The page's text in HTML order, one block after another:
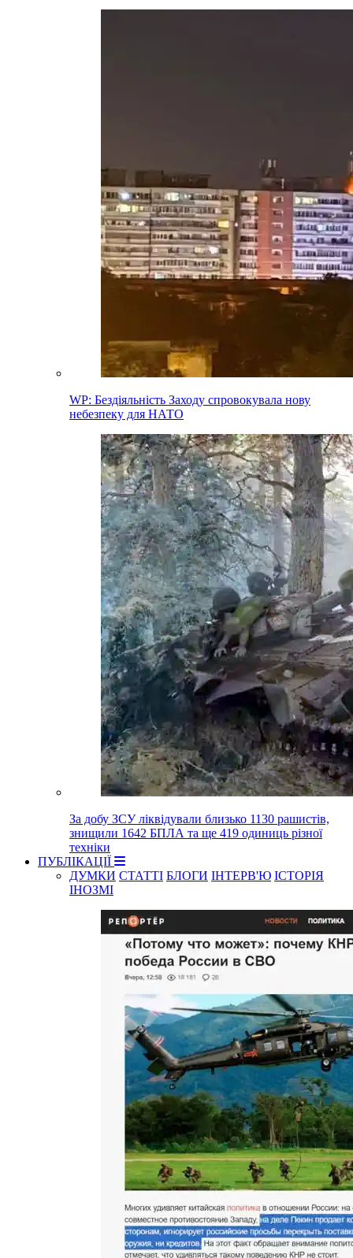
WP: Бездіяльність Заходу спровокувала нову
небезпеку для НАТО
За добу ЗСУ ліквідували близько 1130 рашистів,
знищили 1642 БПЛА та ще 419 одиниць різної
техніки
ПУБЛІКАЦІЇ
ДУМКИ СТАТТІ БЛОГИ ІНТЕРВ'Ю ІСТОРІЯ
ІНОЗМІ